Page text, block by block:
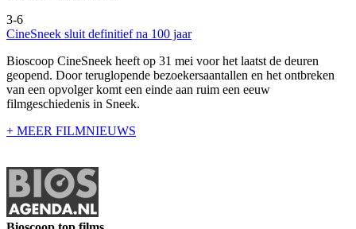
3-6
CineSneek sluit definitief na 100 jaar
Bioscoop CineSneek heeft op 31 mei voor het laatst de deuren
geopend. Door teruglopende bezoekersaantallen en het ontbreken
van een opvolger komt een einde aan ruim een eeuw
filmgeschiedenis in Sneek.
+ MEER FILMNIEUWS